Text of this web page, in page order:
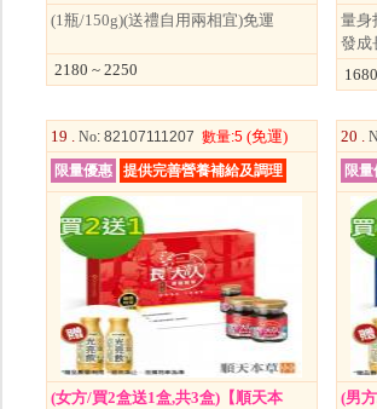
(1瓶/150g)(送禮自用兩相宜)免運
2180 ~ 2250
量身
發成
19 . No: 82107111207 數量:5(免運)
限量優惠 提供完善營養補給及調理
(女方/買2盒送1盒,共3盒)【順天本
20 .
限量
(男